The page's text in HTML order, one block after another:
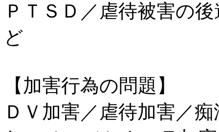
ＰＴＳＤ／虐待被害の
ど
【加害行為の問題】
ＤＶ加害／虐待加害／